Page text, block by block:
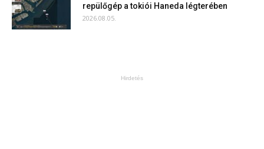
repülőgép a tokiói Haneda légterében
2026.08.05.
Hirdetés